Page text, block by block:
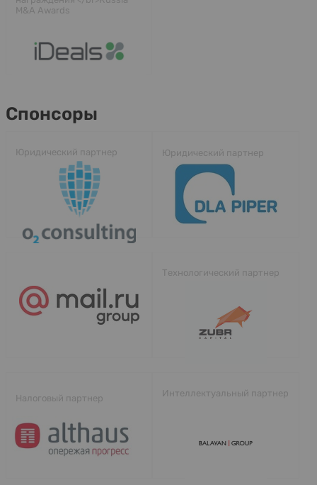
M&A Awards
Спонсоры
Юридический партнер Юридический партнер
Технологический партнер
Налоговый партнер Интеллектуальный партнер